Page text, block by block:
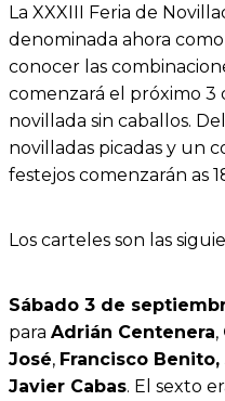
La XXXIII Feria de
denominada ahora
conocer las
comenzará el próximo
novillada sin caballos.
novilladas picadas y un
festejos comenzarán as
Los carteles son las
Sábado 3 de
para Adrián Centenera,
José, Francisco
Javier Cabas. El sexto